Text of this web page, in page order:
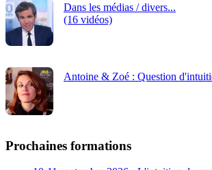
Dans les médias / divers...
(16 vidéos)
Antoine & Zoé : Question
Prochaines formations